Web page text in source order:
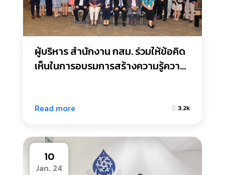
ผู้บริหาร สำนักงาน กสม. ร่วมให้ข้อคิด
เห็นในการอบรมการสร้างความรู้ความ
Read more 3.2k
10
Jan. 24